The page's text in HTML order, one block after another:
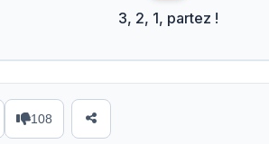
3, 2, 1, partez !
108